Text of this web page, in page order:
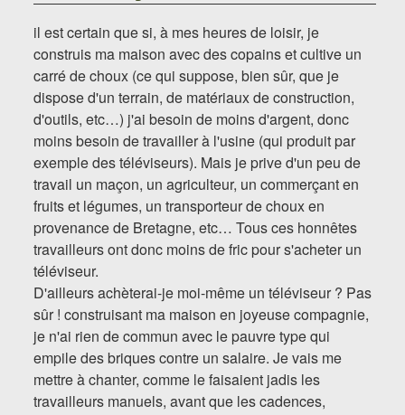
il est certain que si, à mes heures de loisir, je
construis ma maison avec des copains et cultive un
carré de choux (ce qui suppose, bien sûr, que je
dispose d'un terrain, de matériaux de construction,
d'outils, etc…) j'ai besoin de moins d'argent, donc
moins besoin de travailler à l'usine (qui produit par
exemple des téléviseurs). Mais je prive d'un peu de
travail un maçon, un agriculteur, un commerçant en
fruits et légumes, un transporteur de choux en
provenance de Bretagne, etc… Tous ces honnêtes
travailleurs ont donc moins de fric pour s'acheter un
téléviseur.
D'ailleurs achèterai-je moi-même un téléviseur ? Pas
sûr ! construisant ma maison en joyeuse compagnie,
je n'ai rien de commun avec le pauvre type qui
empile des briques contre un salaire. Je vais me
mettre à chanter, comme le faisaient jadis les
travailleurs manuels, avant que les cadences,